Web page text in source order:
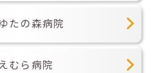
たの森病院
むら病院